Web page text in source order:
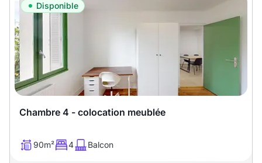
Disponible
Chambre 4 - colocation meublée
90m² 4 Balcon